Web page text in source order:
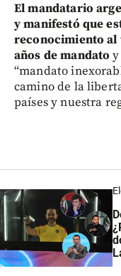
El mandatario
y manifestó que
reconocimiento al
años de mandato
“mandato
camino de la
países y nuestra